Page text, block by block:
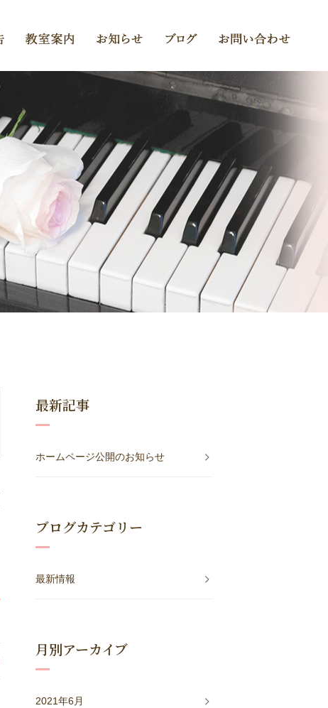
最新記事
ホームページ公開のお知らせ
ブログカテゴリー
最新情報
月別アーカイブ
2021年6月